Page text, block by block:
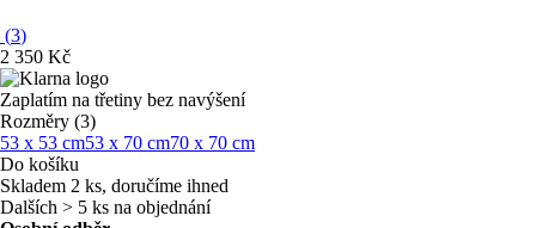
(3)
2 350 Kč
Zaplatím na třetiny bez navýšení
Rozměry (3)
53 x 53 cm53 x 70 cm70 x 70 cm
Do košíku
Skladem 2 ks, doručíme ihned
Dalších > 5 ks na objednání